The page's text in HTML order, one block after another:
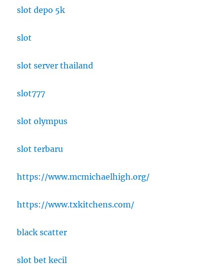
slot depo 5k
slot
slot server thailand
slot777
slot olympus
slot terbaru
https://www.mcmichaelhigh.org/
https://www.txkitchens.com/
black scatter
slot bet kecil